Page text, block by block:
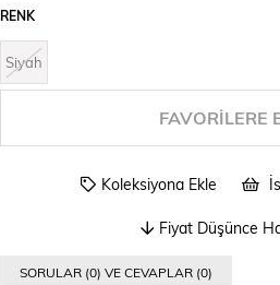
RENK
Siyah
FAVORILERE
Koleksiyona Ekle
Fiyat Düşünce
SORULAR (0) VE CEVAPLAR (0)